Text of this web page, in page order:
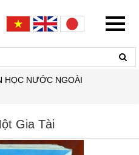
HỌC NƯỚC NGOÀI
Gia Tài